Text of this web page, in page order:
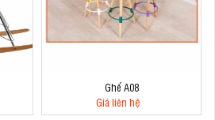
Ghế A08
Giá liên hệ